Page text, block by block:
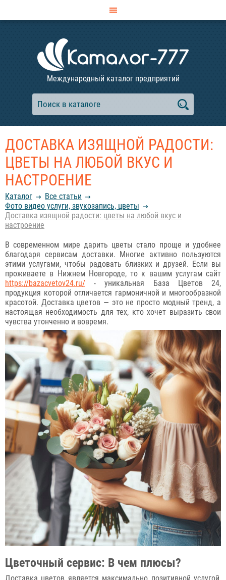
Международный каталог предприятий
ДОСТАВКА ИЗЯЩНОЙ РАДОСТИ:
ЦВЕТЫ НА ЛЮБОЙ ВКУС И
НАСТРОЕНИЕ
Каталог
Все статьи
Фото видео услуги, звукозапись, цветы
Доставка изящной радости: цветы на любой вкус и
настроение
В современном мире дарить цветы стало проще и удобнее
благодаря сервисам доставки. Многие активно пользуются
этими услугами, чтобы радовать близких и друзей. Если вы
проживаете в Нижнем Новгороде, то к вашим услугам сайт
https://bazacvetov24.ru/ - уникальная База Цветов 24,
продукция которой отличается гармоничной и многообразной
красотой. Доставка цветов — это не просто модный тренд, а
настоящая необходимость для тех, кто хочет выразить свои
чувства утонченно и вовремя.
Цветочный сервис: В чем плюсы?